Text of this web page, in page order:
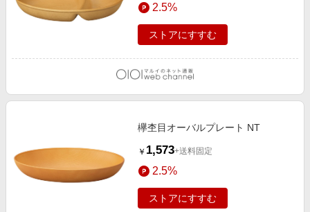
2.5%
ストアにすすむ
欅杢目オーバルプレート NT
￥ 1,573+送料固定
2.5%
ストアにすすむ